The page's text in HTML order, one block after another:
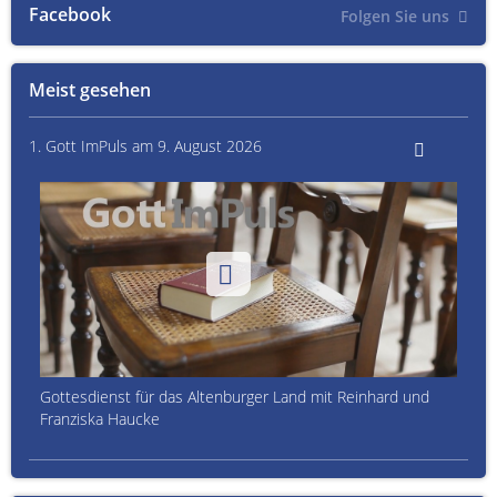
Meist gesehen
1. Gott ImPuls am 9. August 2026
Gottesdienst für das Altenburger Land mit Reinhard und
Franziska Haucke
Facebook Folgen Sie uns